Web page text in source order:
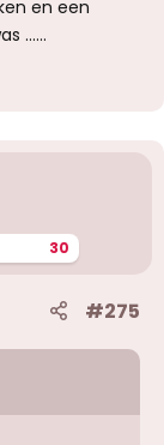
en een
......
30
#275